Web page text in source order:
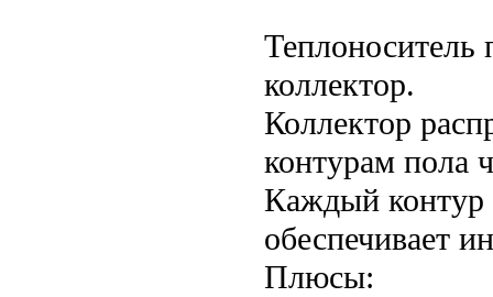
Теплоноситель
коллектор.
Коллектор
контурам пола
Каждый контур
обеспечивает
Плюсы: